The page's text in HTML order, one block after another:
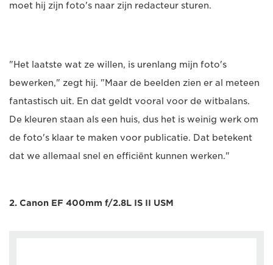
moet hij zijn foto's naar zijn redacteur sturen.
"Het laatste wat ze willen, is urenlang mijn foto's
bewerken," zegt hij. "Maar de beelden zien er al meteen
fantastisch uit. En dat geldt vooral voor de witbalans.
De kleuren staan als een huis, dus het is weinig werk om
de foto's klaar te maken voor publicatie. Dat betekent
dat we allemaal snel en efficiënt kunnen werken."
2. Canon EF 400mm f/2.8L IS II USM